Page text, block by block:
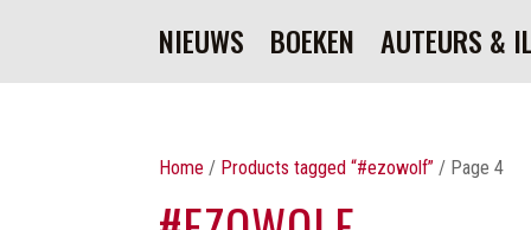
NIEUWS BOEKEN AUTEURS &
Home / Products tagged “#ezowolf” / Page 4